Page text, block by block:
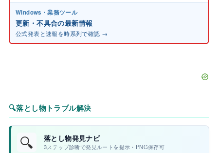
Windows・業務ツール
更新・不具合の最新情報
公式発表と速報を時系列で確認 →
🔍落とし物トラブル解決
🔍 落とし物発見ナビ
3ステップ診断で発見ルートを提示・PNG保存可